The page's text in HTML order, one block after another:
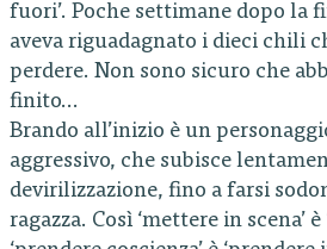
fuori’. Poche settimane dopo la
aveva riguadagnato i dieci chili
perdere. Non sono sicuro che
finito…
Brando all’inizio è un
aggressivo, che subisce
devirilizzazione, fino a farsi
ragazza. Così ‘mettere in scena’